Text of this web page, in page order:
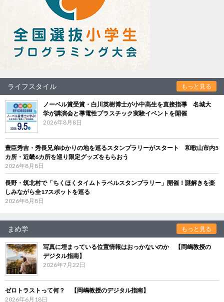
ライフスタイル もっと見る
ノーベル賞受賞・白川英樹博士が小中高生を直接指導 名城大
学が講演会と導電性プラスチック実験イベントを開催
2026年8月8日
豊臣秀吉・秀長兄弟ゆかりの地を巡るスタンプラリーがスタート 和歌山市内5
カ所・近畿6カ所を巡り限定グッズをもらおう
2026年8月8日
長野・筑北村で「ちくほくタイムトラベルスタンプラリー」開催！謎解きを楽
しみながら全17スポットを巡る
2026年8月8日
まめ学 もっと見る
写真に埋まっている位置情報はおっかないのか 【岡嶋教授の
デジタル指南】
2026年7月22日
ゼロトラストって何？ 【岡嶋教授のデジタル指南】
2026年6月18日